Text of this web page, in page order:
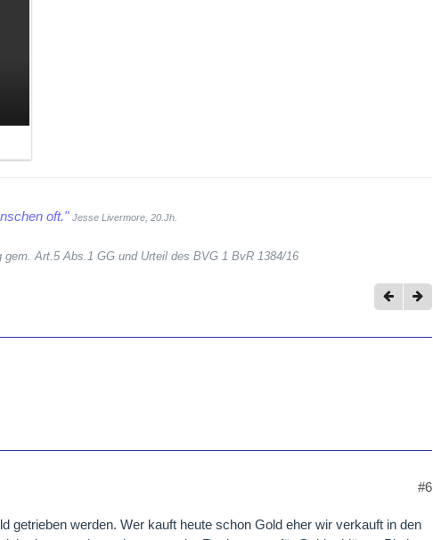
oft." Jesse Livermore, 20.Jh.
Art.5 Abs.1 GG und Urteil des BVG 1 BvR 1384/16
#6
getrieben werden. Wer kauft heute schon Gold eher wir verkauft in den